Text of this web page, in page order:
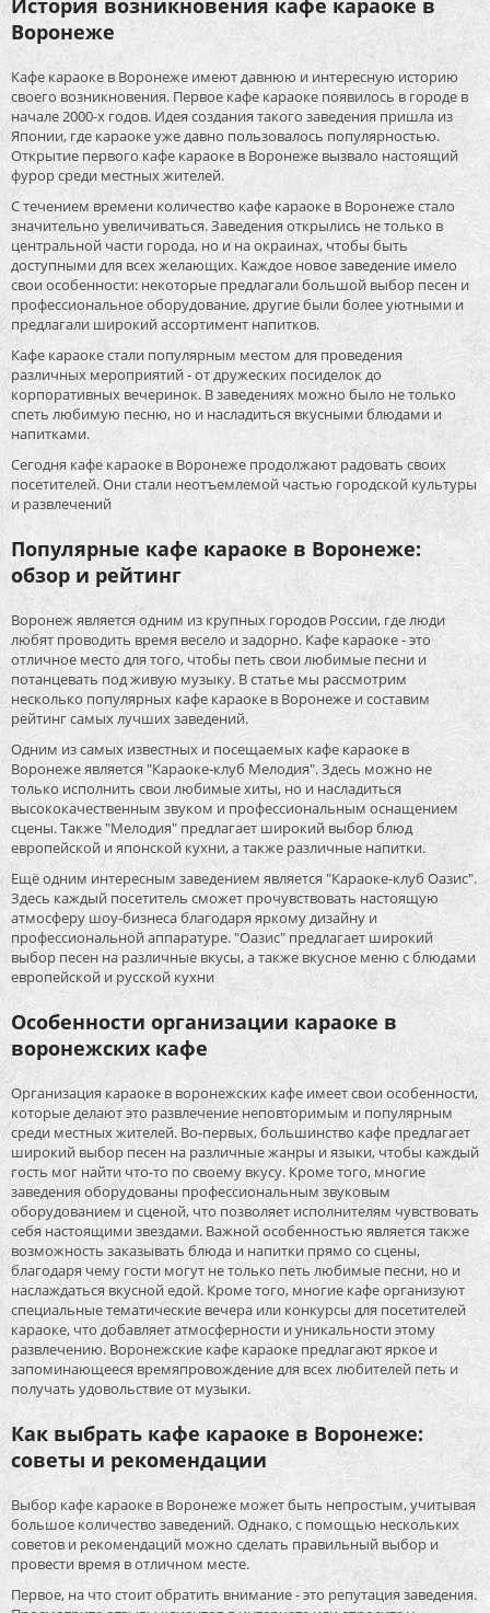
История возникновения кафе караоке в
Воронеже
Кафе караоке в Воронеже имеют давнюю и интересную историю
своего возникновения. Первое кафе караоке появилось в городе в
начале 2000-х годов. Идея создания такого заведения пришла из
Японии, где караоке уже давно пользовалось популярностью.
Открытие первого кафе караоке в Воронеже вызвало настоящий
фурор среди местных жителей.
С течением времени количество кафе караоке в Воронеже стало
значительно увеличиваться. Заведения открылись не только в
центральной части города, но и на окраинах, чтобы быть
доступными для всех желающих. Каждое новое заведение имело
свои особенности: некоторые предлагали большой выбор песен и
профессиональное оборудование, другие были более уютными и
предлагали широкий ассортимент напитков.
Кафе караоке стали популярным местом для проведения
различных мероприятий - от дружеских посиделок до
корпоративных вечеринок. В заведениях можно было не только
спеть любимую песню, но и насладиться вкусными блюдами и
напитками.
Сегодня кафе караоке в Воронеже продолжают радовать своих
посетителей. Они стали неотъемлемой частью городской культуры
и развлечений
Популярные кафе караоке в Воронеже:
обзор и рейтинг
Воронеж является одним из крупных городов России, где люди
любят проводить время весело и задорно. Кафе караоке - это
отличное место для того, чтобы петь свои любимые песни и
потанцевать под живую музыку. В статье мы рассмотрим
несколько популярных кафе караоке в Воронеже и составим
рейтинг самых лучших заведений.
Одним из самых известных и посещаемых кафе караоке в
Воронеже является "Караоке-клуб Мелодия". Здесь можно не
только исполнить свои любимые хиты, но и насладиться
высококачественным звуком и профессиональным оснащением
сцены. Также "Мелодия" предлагает широкий выбор блюд
европейской и японской кухни, а также различные напитки.
Ещё одним интересным заведением является "Караоке-клуб Оазис".
Здесь каждый посетитель сможет прочувствовать настоящую
атмосферу шоу-бизнеса благодаря яркому дизайну и
профессиональной аппаратуре. "Оазис" предлагает широкий
выбор песен на различные вкусы, а также вкусное меню с блюдами
европейской и русской кухни
Особенности организации караоке в
воронежских кафе
Организация караоке в воронежских кафе имеет свои особенности,
которые делают это развлечение неповторимым и популярным
среди местных жителей. Во-первых, большинство кафе предлагает
широкий выбор песен на различные жанры и языки, чтобы каждый
гость мог найти что-то по своему вкусу. Кроме того, многие
заведения оборудованы профессиональным звуковым
оборудованием и сценой, что позволяет исполнителям чувствовать
себя настоящими звездами. Важной особенностью является также
возможность заказывать блюда и напитки прямо со сцены,
благодаря чему гости могут не только петь любимые песни, но и
наслаждаться вкусной едой. Кроме того, многие кафе организуют
специальные тематические вечера или конкурсы для посетителей
караоке, что добавляет атмосферности и уникальности этому
развлечению. Воронежские кафе караоке предлагают яркое и
запоминающееся времяпровождение для всех любителей петь и
получать удовольствие от музыки.
Как выбрать кафе караоке в Воронеже:
советы и рекомендации
Выбор кафе караоке в Воронеже может быть непростым, учитывая
большое количество заведений. Однако, с помощью нескольких
советов и рекомендаций можно сделать правильный выбор и
провести время в отличном месте.
Первое, на что стоит обратить внимание - это репутация заведения.